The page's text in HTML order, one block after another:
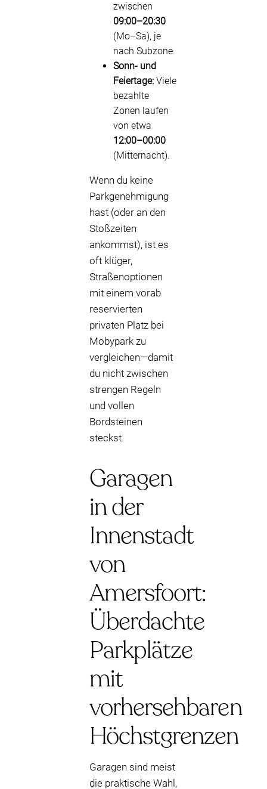
zwischen
09:00–20:30
(Mo–Sa), je
nach Subzone.
Sonn- und
Feiertage: Viele
bezahlte
Zonen laufen
von etwa
12:00–00:00
(Mitternacht).
Wenn du keine
Parkgenehmigung
hast (oder an den
Stoßzeiten
ankommst), ist es
oft klüger,
Straßenoptionen
mit einem vorab
reservierten
privaten Platz bei
Mobypark zu
vergleichen—damit
du nicht zwischen
strengen Regeln
und vollen
Bordsteinen
steckst.
Garagen
in der
Innenstadt
von
Amersfoort:
Überdachte
Parkplätze
mit
vorhersehbaren
Höchstgrenzen
Garagen sind meist
die praktische Wahl,